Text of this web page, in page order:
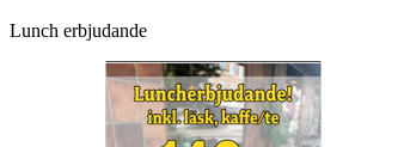
Lunch erbjudande